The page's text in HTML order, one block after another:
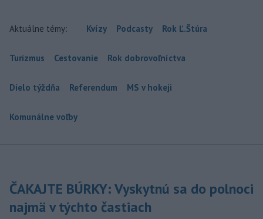
Aktuálne témy: Kvízy Podcasty Rok Ľ.Štúra
Turizmus Cestovanie Rok dobrovoľníctva
Dielo týždňa Referendum MS v hokeji
Komunálne voľby
ČAKAJTE BÚRKY: Vyskytnú sa do polnoci
najmä v týchto častiach